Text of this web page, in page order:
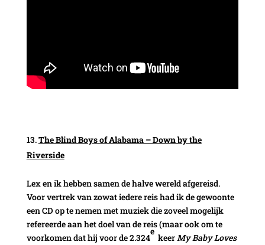
The Blind Boys of Alabama – Down by the
Riverside
Lex en ik hebben samen de halve wereld afgereisd.
Voor vertrek van zowat iedere reis had ik de gewoonte
een CD op te nemen met muziek die zoveel mogelijk
refereerde aan het doel van de reis (maar ook om te
voorkomen dat hij voor de 2.324
e
keerMy Baby Loves